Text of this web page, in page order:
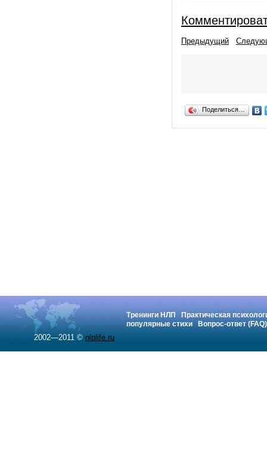
Предыдущий
Поделиться…
Тренинги НЛП
Практическая
популярные стихи
Вопрос-ответ (FAQ)
2002—2011 © nlplife.ru